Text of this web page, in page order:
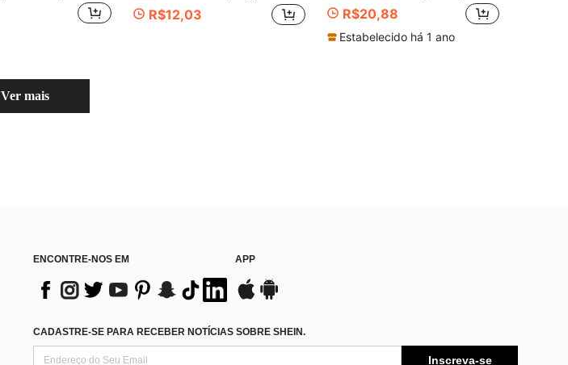
R$12,03 R$20,88
Estabelecido há 1 ano
Ver mais
ENCONTRE-NOS EM APP
CADASTRE-SE PARA RECEBER NOTÍCIAS SOBRE SHEIN.
Inscreva-se